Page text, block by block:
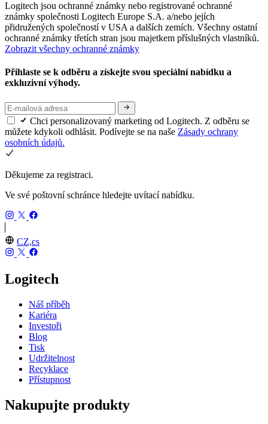
Logitech jsou ochranné známky nebo registrované ochranné
známky společnosti Logitech Europe S.A. a/nebo jejích
přidružených společností v USA a dalších zemích. Všechny ostatní
ochranné známky třetích stran jsou majetkem příslušných vlastníků.
Zobrazit všechny ochranné známky
Přihlaste se k odběru a získejte svou speciální nabídku a
exkluzivní výhody.
Chci personalizovaný marketing od Logitech. Z odběru se
můžete kdykoli odhlásit. Podívejte se na naše Zásady ochrany
osobních údajů.
Děkujeme za registraci.
Ve své poštovní schránce hledejte uvítací nabídku.
CZ,cs
Logitech
Náš příběh
Kariéra
Investoři
Blog
Tisk
Udržitelnost
Recyklace
Přístupnost
Nakupujte produkty